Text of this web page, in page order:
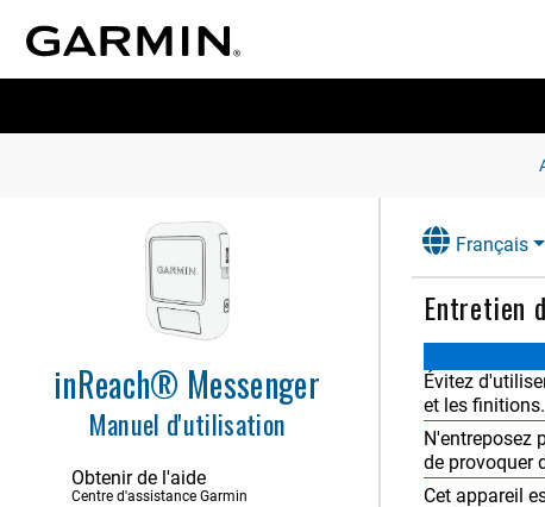
inReach® Messenger
Manuel d'utilisation
Obtenir de l'aide
Centre d'assistance Garmin
Français
Entretien
Évitez
et les finitions.
N'entreposez
de provoquer
Cet appareil